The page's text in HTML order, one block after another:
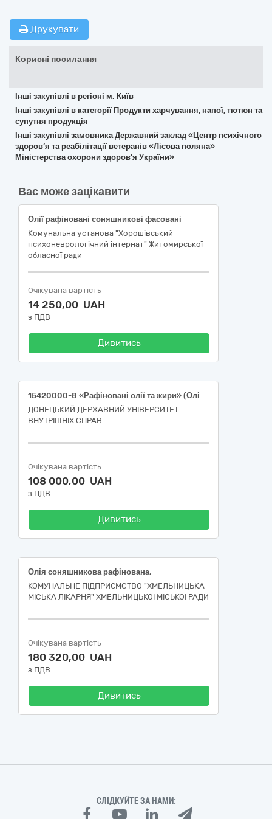
Друкувати
Корисні посилання
Інші закупівлі в регіоні м. Київ
Інші закупівлі в категорії Продукти харчування, напої, тютюн та
супутня продукція
Інші закупівлі замовника Державний заклад «Центр психічного
здоров’я та реабілітації ветеранів «Лісова поляна»
Міністерства охорони здоров’я України»
Вас може зацікавити
Олії рафіновані соняшникові фасовані
Комунальна установа "Хорошівський
психоневрологічний інтернат" Житомирської
обласної ради
Очікувана вартість
14 250,00 UAH
з ПДВ
Дивитись
15420000-8 «Рафіновані олії та жири» (Олія рафінована соняшникова вагова)
ДОНЕЦЬКИЙ ДЕРЖАВНИЙ УНІВЕРСИТЕТ
ВНУТРІШНІХ СПРАВ
Очікувана вартість
108 000,00 UAH
з ПДВ
Дивитись
Олія соняшникова рафінована,
КОМУНАЛЬНЕ ПІДПРИЄМСТВО "ХМЕЛЬНИЦЬКА
МІСЬКА ЛІКАРНЯ" ХМЕЛЬНИЦЬКОЇ МІСЬКОЇ РАДИ
Очікувана вартість
180 320,00 UAH
з ПДВ
Дивитись
СЛІДКУЙТЕ ЗА НАМИ: